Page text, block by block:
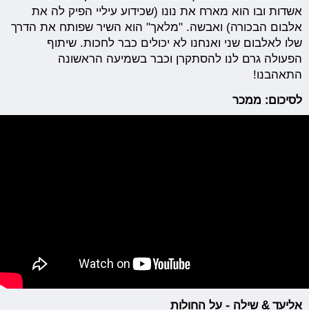
אשדות ובו הוא מארח את נונו (שכידוע עיליי הפיק לה את
אלבום הבכורה) ואבשה. "מלאך" הוא השיר שפותח את הדרך
שלו לאלבום שני ואנחנו לא יכולים כבר לחכות. שיתוף
הפעולה גרם לנו להסתקרן וכבר בשמיעה הראשונה
התאהבנו!
לסיכום: ממכר
אליעד & שילה - על החולות